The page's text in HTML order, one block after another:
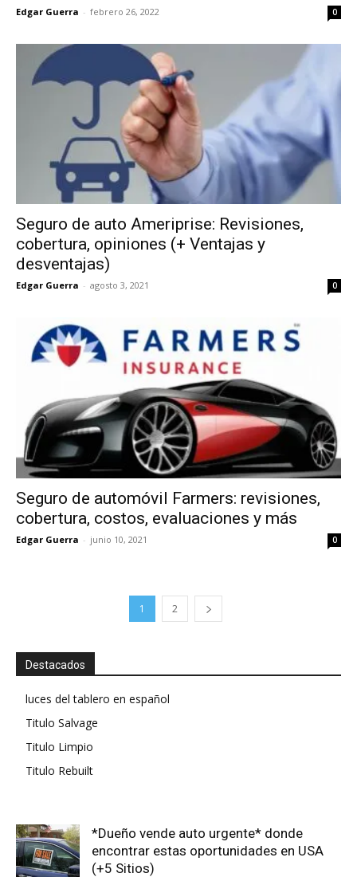
Edgar Guerra - febrero 26, 2022 0
Seguro de auto Ameriprise: Revisiones,
cobertura, opiniones (+ Ventajas y
desventajas)
Edgar Guerra - agosto 3, 2021 0
Seguro de automóvil Farmers: revisiones,
cobertura, costos, evaluaciones y más
Edgar Guerra - junio 10, 2021 0
1 2
Destacados
luces del tablero en español
Titulo Salvage
Titulo Limpio
Titulo Rebuilt
*Dueño vende auto urgente* donde
encontrar estas oportunidades en USA
(+5 Sitios)